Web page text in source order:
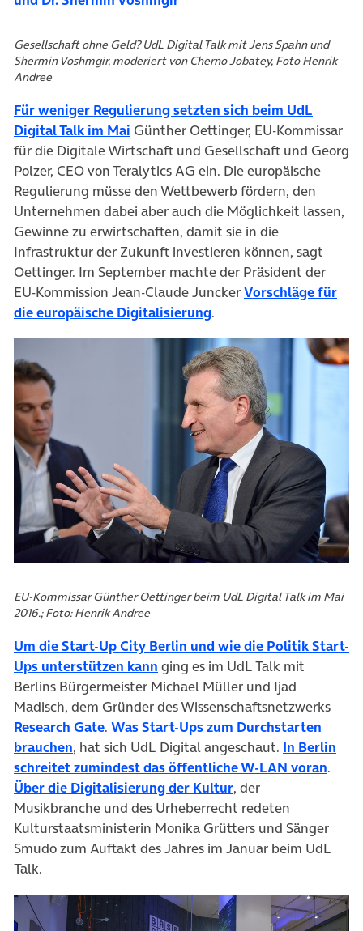
Gesellschaft ohne Geld? UdL Digital Talk mit Jens Spahn und
Shermin Voshmgir, moderiert von Cherno Jobatey, Foto Henrik
Andree
Für weniger Regulierung setzten sich beim UdL
Digital Talk im Mai (öffnet in neuem Tab)
Günther Oettinger, EU-Kommissar
für die Digitale Wirtschaft und Gesellschaft und Georg
Polzer, CEO von Teralytics AG ein. Die europäische
Regulierung müsse den Wettbewerb fördern, den
Unternehmen dabei aber auch die Möglichkeit lassen,
Gewinne zu erwirtschaften, damit sie in die
Infrastruktur der Zukunft investieren können, sagt
Oettinger. Im September machte der Präsident der
EU-Kommission Jean-Claude JunckerVorschläge für
die europäische Digitalisierung(öffnet in neuem Tab)
.
EU-Kommissar Günther Oettinger beim UdL Digital Talk im Mai
2016.; Foto: Henrik Andree
Um die Start-Up City Berlin und wie die Politik Start-
Ups unterstützen kann (öffnet in neuem Tab)
ging es im UdL Talk mit
Berlins Bürgermeister Michael Müller und Ijad
Madisch, dem Gründer des Wissenschaftsnetzwerks
Research Gate(öffnet in neuem Tab)
. Was Start-Ups zum Durchstarten
brauchen(öffnet in neuem Tab)
, hat sich UdL Digital angeschaut. In Berlin
schreitet zumindest das öffentliche W-LAN voran.
Über die Digitalisierung der Kultur(öffnet in neuem
, der
Musikbranche und des Urheberrecht redeten
Kulturstaatsministerin Monika Grütters und Sänger
Smudo zum Auftakt des Jahres im Januar beim UdL
Talk.